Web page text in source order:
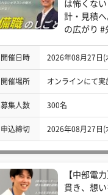
は怖くな
計・見積
の広がり #
開催日時 2026年08月27日(
開催場所 オンラインにて実
募集人数 300名
申込締切 2026年08月27日(
【中部電
貫き、想